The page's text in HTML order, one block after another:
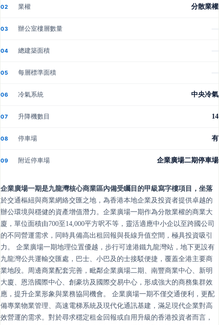
02 業權 分散業權
03 辦公室樓層數量 —
04 總建築面積 —
05 每層標準面積 —
06 冷氣系統 中央冷氣
07 升降機數目 14
08 停車場 有
09 附近停車場 企業廣場二期停車場
企業廣場一期是九龍灣核心商業區內備受矚目的甲級寫字樓項目，坐落
於交通樞紐與商業網絡交匯之地，為香港本地企業及投資者提供卓越的
辦公環境與穩健的資產增值潛力。企業廣場一期作為分散業權的商業大
廈，單位面積由700至14,000平方呎不等，靈活適應中小企以至跨國公司
的不同營運需求，同時具備高出租回報與長線升值空間，極具投資吸引
力。 企業廣場一期地理位置優越，步行可達港鐵九龍灣站，地下更設有
九龍灣公共運輸交匯處，巴士、小巴及的士接駁便捷，覆蓋全港主要商
業地段。周邊商業配套完善，毗鄰企業廣場二期、南豐商業中心、新明
大廈、恩浩國際中心、創豪坊及國際交易中心，形成強大的商務集群效
應，提升企業形象與業務協同機會。 企業廣場一期不僅交通便利，更配
備專業物業管理、高速電梯系統及現代化通訊基建，滿足現代企業對高
效營運的需求。對於尋求穩定租金回報或自用升級的香港投資者而言，